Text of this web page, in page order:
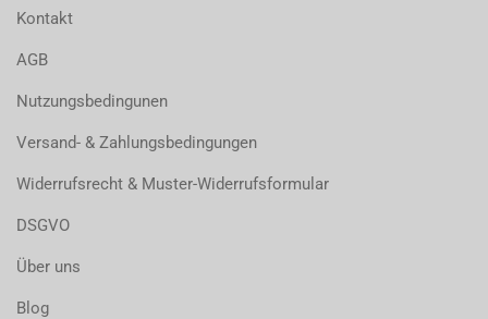
Kontakt
AGB
Nutzungsbedingunen
Versand- & Zahlungsbedingungen
Widerrufsrecht & Muster-Widerrufsformular
DSGVO
Über uns
Blog